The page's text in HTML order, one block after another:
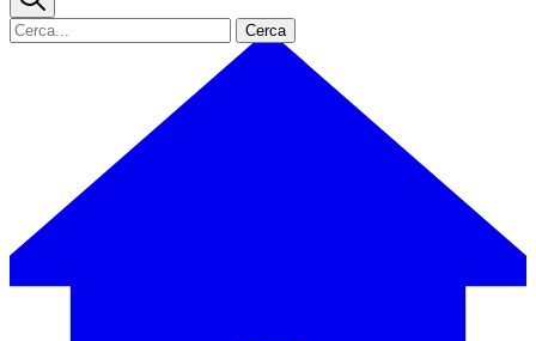
Cerca